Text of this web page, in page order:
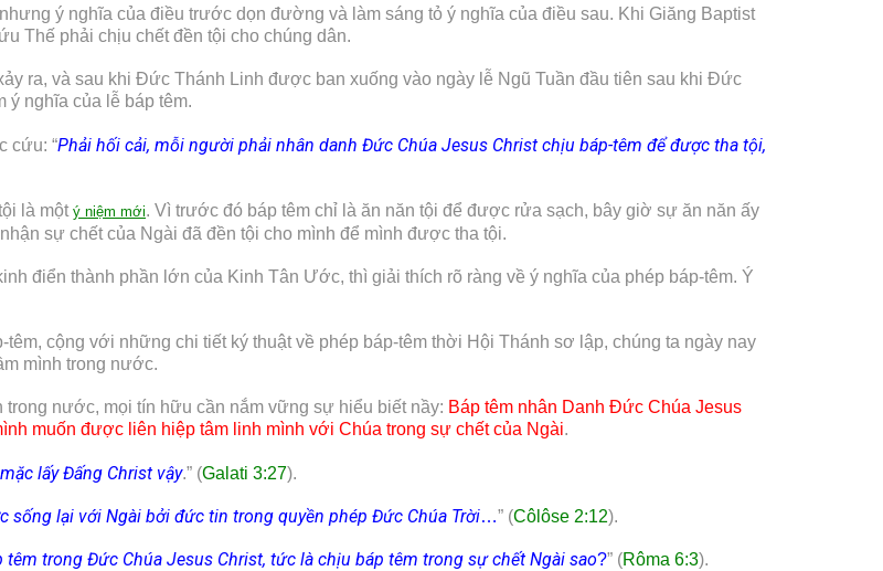
ý nghĩa của điều trước dọn đường và làm sáng tỏ ý nghĩa của điều sau. Khi Giăng Baptist
Thế phải chịu chết đền tội cho chúng dân.
ra, và sau khi Đức Thánh Linh được ban xuống vào ngày lễ Ngũ Tuần đầu tiên sau khi Đức
ý nghĩa của lễ báp têm.
cứu: “Phải hối cải, mỗi người phải nhân danh Đức Chúa Jesus Christ chịu báp-têm để được tha tội,
là một ý niệm mới. Vì trước đó báp têm chỉ là ăn năn tội để được rửa sạch, bây giờ sự ăn năn ấy
sự chết của Ngài đã đền tội cho mình để mình được tha tội.
điển thành phần lớn của Kinh Tân Ước, thì giải thích rõ ràng về ý nghĩa của phép báp-têm. Ý
cộng với những chi tiết ký thuật về phép báp-têm thời Hội Thánh sơ lập, chúng ta ngày nay
mình trong nước.
trong nước, mọi tín hữu cần nắm vững sự hiểu biết nầy: Báp têm nhân Danh Đức Chúa Jesus
muốn được liên hiệp tâm linh mình với Chúa trong sự chết của Ngài.
lấy Đấng Christ vậy.” (Galati 3:27).
lại với Ngài bởi đức tin trong quyền phép Đức Chúa Trời…” (Côlôse 2:12).
trong Đức Chúa Jesus Christ, tức là chịu báp têm trong sự chết Ngài sao?” (Rôma 6:3).